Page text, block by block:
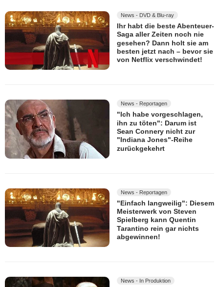
News - DVD & Blu-ray
Ihr habt die beste Abenteuer-
Saga aller Zeiten noch nie
gesehen? Dann holt sie am
besten jetzt nach – bevor sie
von Netflix verschwindet!
News - Reportagen
"Ich habe vorgeschlagen,
ihn zu töten": Darum ist
Sean Connery nicht zur
"Indiana Jones"-Reihe
zurückgekehrt
News - Reportagen
"Einfach langweilig": Diesem
Meisterwerk von Steven
Spielberg kann Quentin
Tarantino rein gar nichts
abgewinnen!
News - In Produktion